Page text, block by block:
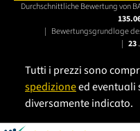
Durchschnittliche Bewertung von
| Bewertungsgrundlage
| 23
Tutti i prezzi sono
spedizioneed eventuali
diversamente indicato.